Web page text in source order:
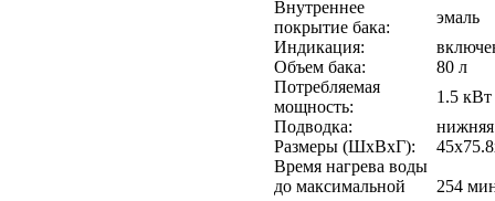
Внутреннее
покрытие бака:
эмаль
Индикация:
Объем бака:
80 л
Потребляемая
мощность:
1.5 кВт
Подводка:
нижняя
Размеры (ШхВхГ):
Время нагрева воды
до максимальной
254